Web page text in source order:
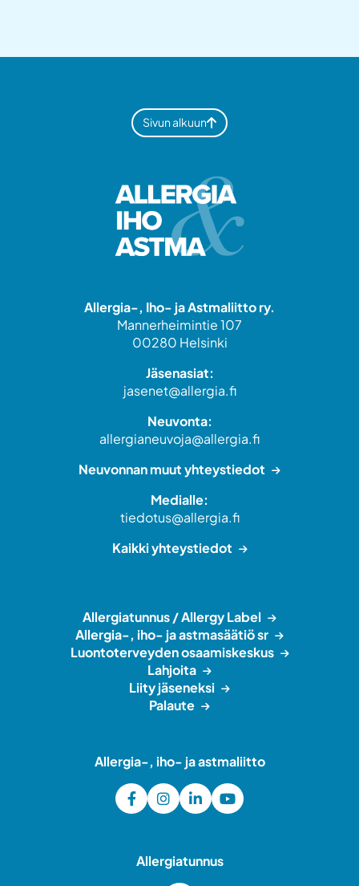
Sivun alkuun
Allergia-, Iho- ja Astmaliitto ry.
Mannerheimintie 107
00280 Helsinki
Jäsenasiat:
jasenet@allergia.fi
Neuvonta:
allergianeuvoja@allergia.fi
Neuvonnan muut yhteystiedot
Medialle:
tiedotus@allergia.fi
Kaikki yhteystiedot
Allergiatunnus / Allergy Label
Allergia-, iho- ja astmasäätiö sr
Luontoterveyden osaamiskeskus
Lahjoita
Liity jäseneksi
Palaute
Allergia-, iho- ja astmaliitto
Allergiatunnus